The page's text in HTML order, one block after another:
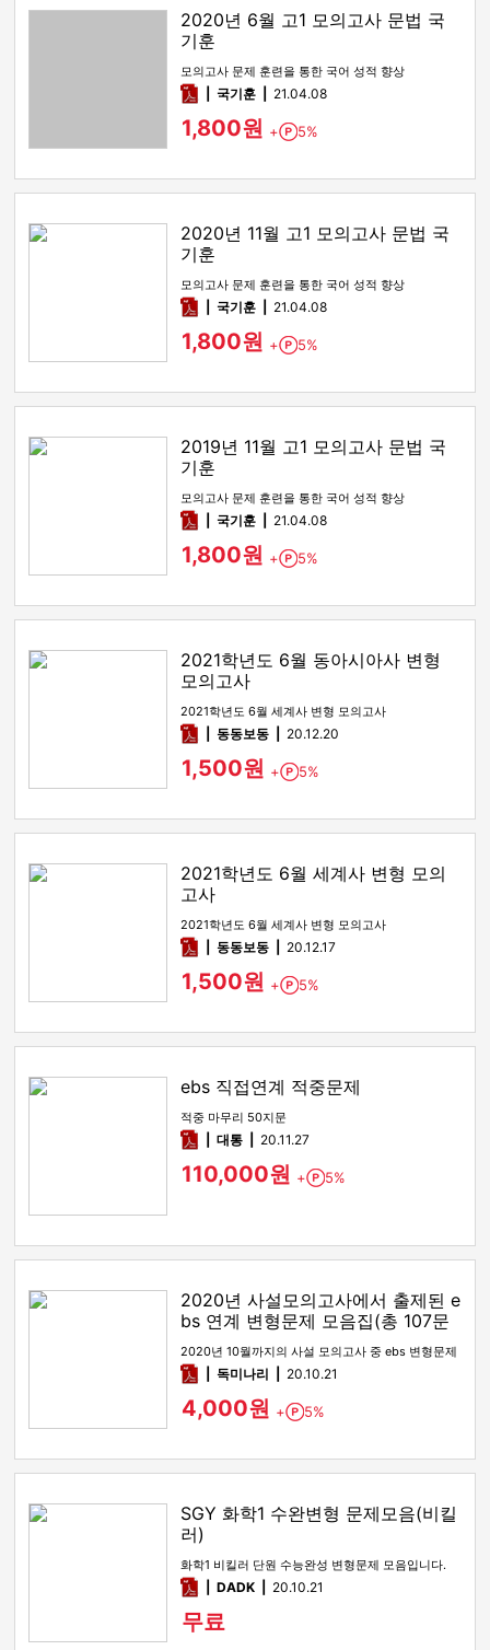
2020년 6월 고1 모의고사 문법 국
기훈
모의고사 문제 훈련을 통한 국어 성적 향상
pdf국기훈 21.04.08
1,800원 + Point
5%
2020년 11월 고1 모의고사 문법 국
기훈
모의고사 문제 훈련을 통한 국어 성적 향상
pdf국기훈 21.04.08
1,800원 + Point
5%
2019년 11월 고1 모의고사 문법 국
기훈
모의고사 문제 훈련을 통한 국어 성적 향상
pdf국기훈 21.04.08
1,800원 + Point
5%
2021학년도 6월 동아시아사 변형
모의고사
2021학년도 6월 세계사 변형 모의고사
pdf동동보동 20.12.20
1,500원 + Point
5%
2021학년도 6월 세계사 변형 모의
고사
2021학년도 6월 세계사 변형 모의고사
pdf동동보동 20.12.17
1,500원 + Point
5%
ebs 직접연계 적중문제
적중 마무리 50지문
pdf대통 20.11.27
110,000원 + Point
5%
2020년 사설모의고사에서 출제된 e
bs 연계 변형문제 모음집(총 107문
제)
2020년 10월까지의 사설 모의고사 중 ebs 변형문제
pdf독미나리 20.10.21
4,000원 + Point
5%
SGY 화학1 수완변형 문제모음(비킬
러)
화학1 비킬러 단원 수능완성 변형문제 모음입니다.
pdfDADK 20.10.21
무료